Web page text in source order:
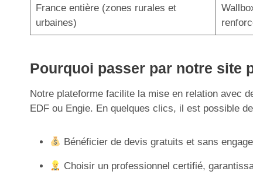
France entière (zones rurales et
urbaines)
Pourquoi passer par notre site
Notre plateforme facilite la mise en relation avec
EDF ou Engie. En quelques clics, il est possible
Bénéficier de devis gratuits et sans
Choisir un professionnel certifié,